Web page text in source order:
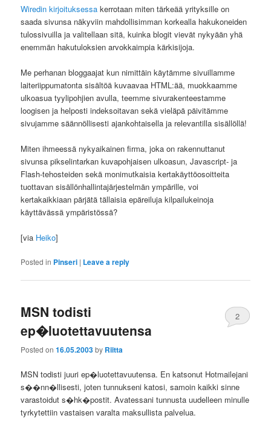
Wiredin kirjoituksessa kerrotaan miten tärkeää yrityksille on
saada sivunsa näkyviin mahdollisimman korkealla hakukoneiden
tulossivuilla ja valitellaan sitä, kuinka blogit vievät nykyään yhä
enemmän hakutuloksien arvokkaimpia kärkisijoja.
Me perhanan bloggaajat kun nimittäin käytämme sivuillamme
laiteriippumatonta sisältöä kuvaavaa HTML:ää, muokkaamme
ulkoasua tyylipohjien avulla, teemme sivurakenteestamme
loogisen ja helposti indeksoitavan sekä vieläpä päivitämme
sivujamme säännöllisesti ajankohtaisella ja relevantilla sisällöllä!
Miten ihmeessä nykyaikainen firma, joka on rakennuttanut
sivunsa pikselintarkan kuvapohjaisen ulkoasun, Javascript- ja
Flash-tehosteiden sekä monimutkaisia kertakäyttöosoitteita
tuottavan sisällönhallintajärjestelmän ympärille, voi
kertakaikkiaan pärjätä tällaisia epäreiluja kilpailukeinoja
käyttävässä ympäristössä?
[via Heiko]
Posted in Pinseri | Leave a reply
MSN todisti
ep�luotettavuutensa
Posted on16.05.2003by Riitta
2
MSN todisti juuri ep�luotettavuutensa. En katsonut Hotmailejani
s��nn�llisesti, joten tunnukseni katosi, samoin kaikki sinne
varastoidut s�hk�postit. Avatessani tunnusta uudelleen minulle
tyrkytettiin vastaisen varalta maksullista palvelua.